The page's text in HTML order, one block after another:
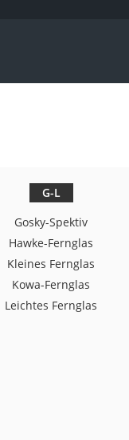
G-L
Gosky-Spektiv
Hawke-Fernglas
Kleines Fernglas
Kowa-Fernglas
Leichtes Fernglas